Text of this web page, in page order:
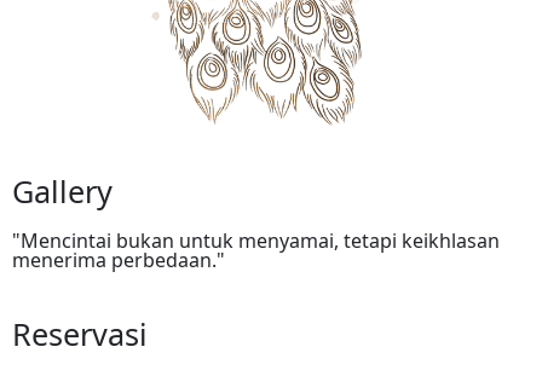
Gallery
"Mencintai bukan untuk menyamai, tetapi keikhlasan
menerima perbedaan."
Reservasi